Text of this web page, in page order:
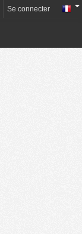
Se connecter